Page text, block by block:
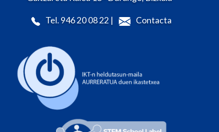
Tel. 946 20 08 22 | Contacta